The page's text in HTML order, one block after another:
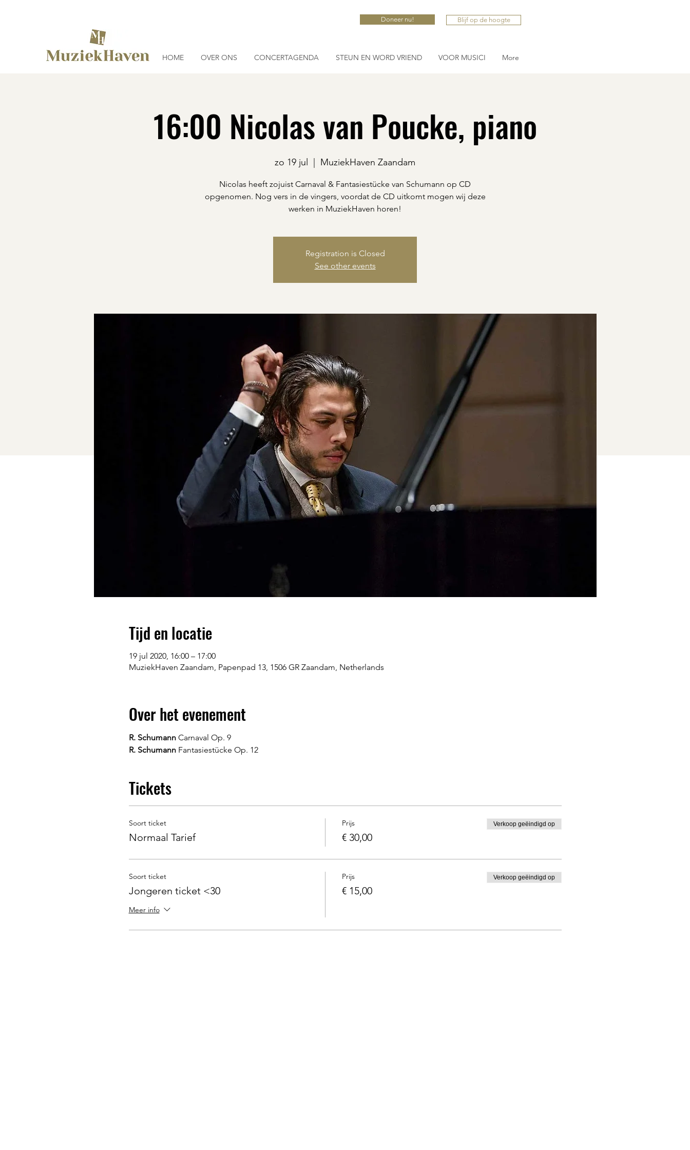
Doneer nu! Blijf op de hoogte
HOME OVER ONS CONCERTAGENDA STEUN EN WORD VRIEND VOOR MUSICI More
16:00 Nicolas van Poucke, piano
zo 19 jul MuziekHaven Zaandam
Nicolas heeft zojuist Carnaval & Fantasiestücke van Schumann op CD
opgenomen. Nog vers in de vingers, voordat de CD uitkomt mogen wij deze
werken in MuziekHaven horen!
Registration is Closed
See other events
Tijd en locatie
19 jul 2020, 16:00 – 17:00
MuziekHaven Zaandam, Papenpad 13, 1506 GR Zaandam, Netherlands
Over het evenement
R. Schumann Carnaval Op. 9
R. Schumann Fantasiestücke Op. 12
Tickets
Soort ticket
Normaal Tarief
Prijs
€ 30,00
Verkoop geëindigd op
Soort ticket
Jongeren ticket <30
Meer info
Prijs
€ 15,00
Verkoop geëindigd op